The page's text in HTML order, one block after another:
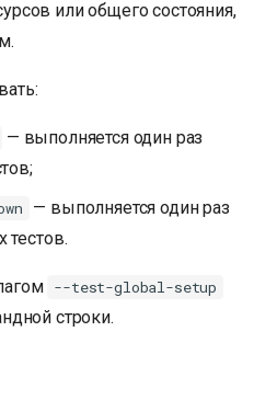
или общего состояния,
— выполняется один раз
— выполняется один раз
тестов.
--test-global-setup
строки.